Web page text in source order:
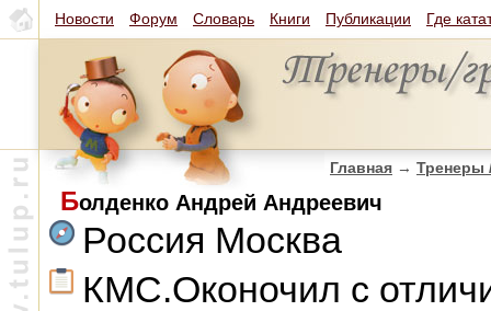
Новости Форум Словарь Книги Публикации Где
Главная → Тренеры
Болденко Андрей Андреевич
Россия Москва
КМС.Оконочил с